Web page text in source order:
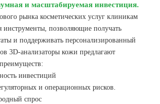
и масштабируемая инвестиция.
рынка косметических услуг клиникам
инструменты, позволяющие получать
и поддерживать персонализированный
3D-анализаторы кожи предлагают
инвестиций
и операционных рисков.
спрос